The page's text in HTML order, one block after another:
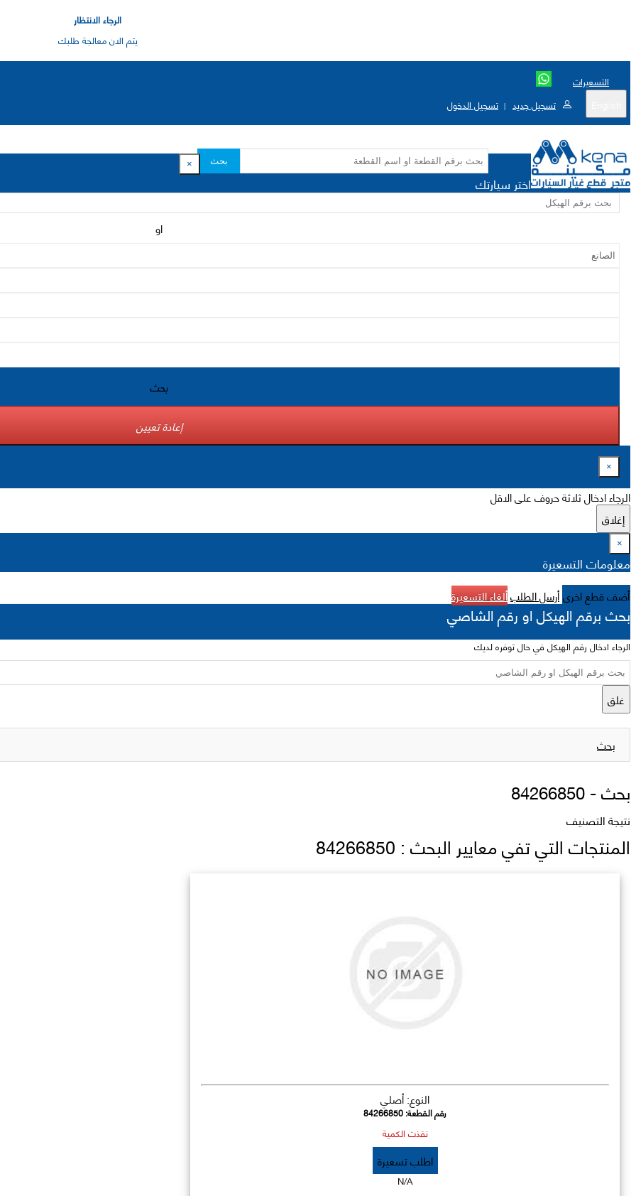
الرجاء الانتظار
يتم الان معالجة طلبك
التسعيرات
تسجيل جديد | تسجيل الدخول
بحث ×
اختر سيارتك
او
بحث
إعادة تعيين
×
الرجاء ادخال ثلاثة حروف على الاقل
إغلاق
×
معلومات التسعيرة
أضف قطع اخرىأرسل الطلبألغاء التسعيرة
بحث برقم الهيكل او رقم الشاصي
الرجاء ادخال رقم الهيكل في حال توفره لديك
غلق
بحث
بحث -84266850
نتيجة التصنيف
المنتجات التي تفي معايير البحث : 84266850
النوع: أصلي
رقم القطعة:84266850
نفذت الكمية
اطلب تسعيرة
N/A